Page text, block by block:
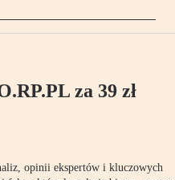
za 39 zł
opinii ekspertów i kluczowych